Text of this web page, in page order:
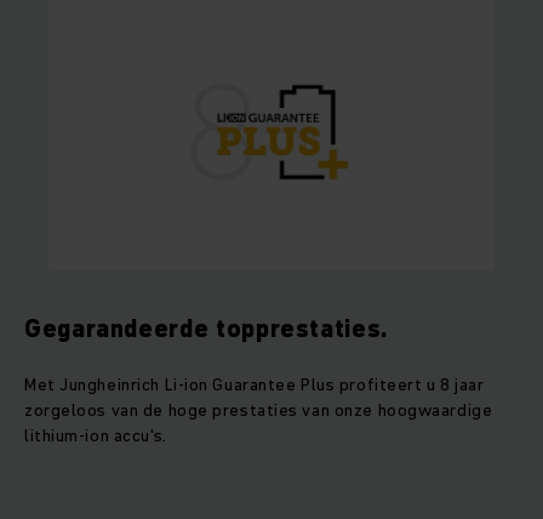
Gegarandeerde topprestaties.
Met Jungheinrich Li-ion Guarantee Plus profiteert u 8 jaar
zorgeloos van de hoge prestaties van onze hoogwaardige
lithium-ion accu's.